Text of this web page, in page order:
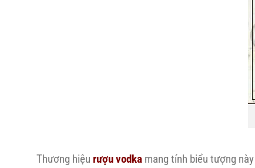
Thương hiệu rượu vodka mang tính biểu tượng